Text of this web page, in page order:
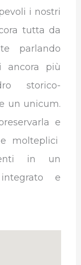
i nostri
tutta da
parlando
ancora più
storico-
un unicum.
e
molteplici
in un
e